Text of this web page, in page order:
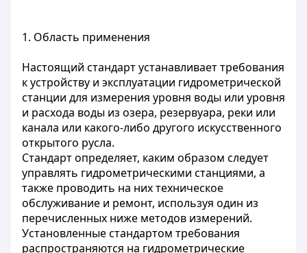
1. Область применения
Настоящий стандарт устанавливает требования
к устройству и эксплуатации гидрометрической
станции для измерения уровня воды или уровня
и расхода воды из озера, резервуара, реки или
канала или какого-либо другого искусственного
открытого русла.
Стандарт определяет, каким образом следует
управлять гидрометрическими станциями, а
также проводить на них техническое
обслуживание и ремонт, используя один из
перечисленных ниже методов измерений.
Установленные стандартом требования
распространяются на гидрометрические